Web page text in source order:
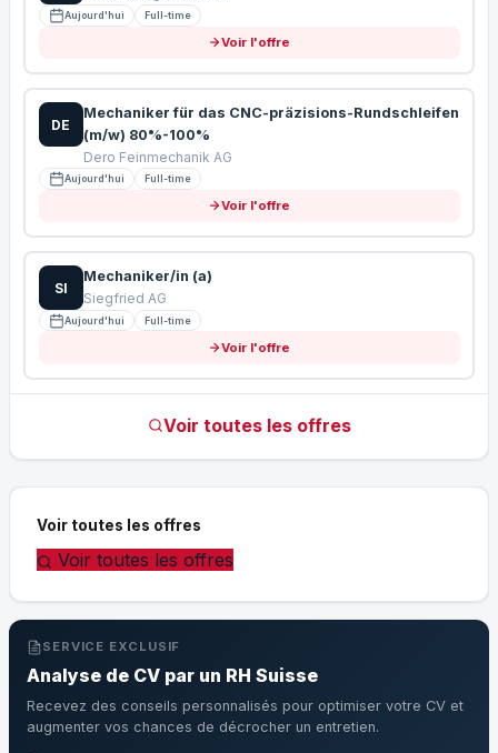
Aujourd'hui Full-time
Voir l'offre
DE
Mechaniker für das CNC-präzisions-Rundschleifen
(m/w) 80%-100%
Dero Feinmechanik AG
Aujourd'hui Full-time
Voir l'offre
SI
Mechaniker/in (a)
Siegfried AG
Aujourd'hui Full-time
Voir l'offre
Voir toutes les offres
Voir toutes les offres
Voir toutes les offres
SERVICE EXCLUSIF
Analyse de CV par un RH Suisse
Recevez des conseils personnalisés pour optimiser votre CV et
augmenter vos chances de décrocher un entretien.